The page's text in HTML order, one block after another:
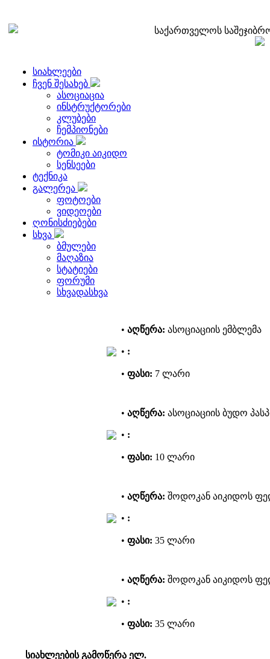
საქართველოს
სიახლეები
ჩვენ შესახებ
ასოციაცია
ინსტრუქტორები
კლუბები
ჩემპიონები
ისტორია
ტომიკი აიკიდო
სენსეები
ტექნიკა
გალერეა
ფოტოები
ვიდეოები
ღონისძიებები
სხვა
ბმულები
მაღაზია
სტატიები
ფორუმი
სხვადასხვა
• აღწერა: ასოციაციის ემბლემა
• :
• ფასი: 7 ლარი
• აღწერა: ასოციაციის ბუდო
• :
• ფასი: 10 ლარი
• აღწერა: შოდოკან აიკიდოს
• :
• ფასი: 35 ლარი
• აღწერა: შოდოკან აიკიდოს
• :
• ფასი: 35 ლარი
სიახლეების გამოწერა ელ.